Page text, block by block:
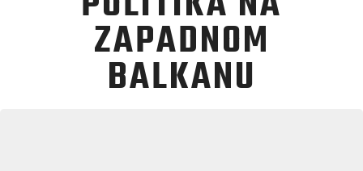
ZAPADNOM
BALKANU